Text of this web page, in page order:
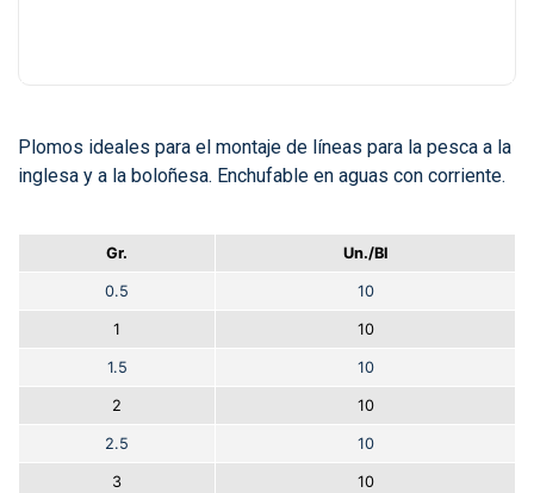
Plomos ideales para el montaje de líneas para la pesca a la
inglesa y a la boloñesa. Enchufable en aguas con corriente.
Gr. Un./Bl
0.5 10
1 10
1.5 10
2 10
2.5 10
3 10